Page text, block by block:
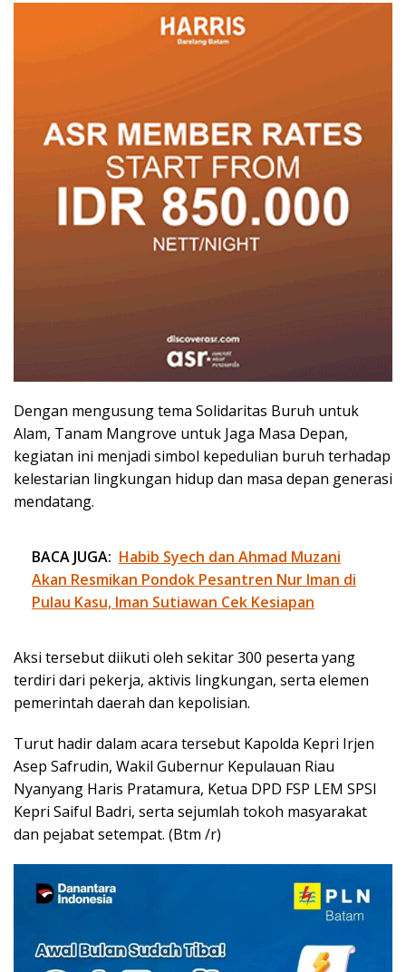
Dengan mengusung tema Solidaritas Buruh untuk
Alam, Tanam Mangrove untuk Jaga Masa Depan,
kegiatan ini menjadi simbol kepedulian buruh terhadap
kelestarian lingkungan hidup dan masa depan generasi
mendatang.
BACA JUGA: Habib Syech dan Ahmad Muzani
Akan Resmikan Pondok Pesantren Nur Iman di
Pulau Kasu, Iman Sutiawan Cek Kesiapan
Aksi tersebut diikuti oleh sekitar 300 peserta yang
terdiri dari pekerja, aktivis lingkungan, serta elemen
pemerintah daerah dan kepolisian.
Turut hadir dalam acara tersebut Kapolda Kepri Irjen
Asep Safrudin, Wakil Gubernur Kepulauan Riau
Nyanyang Haris Pratamura, Ketua DPD FSP LEM SPSI
Kepri Saiful Badri, serta sejumlah tokoh masyarakat
dan pejabat setempat. (Btm /r)